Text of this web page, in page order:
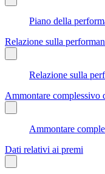
Piano della
Relazione sulla
Relazione sulla
Ammontare complessivo
Ammontare
Dati relativi ai premi